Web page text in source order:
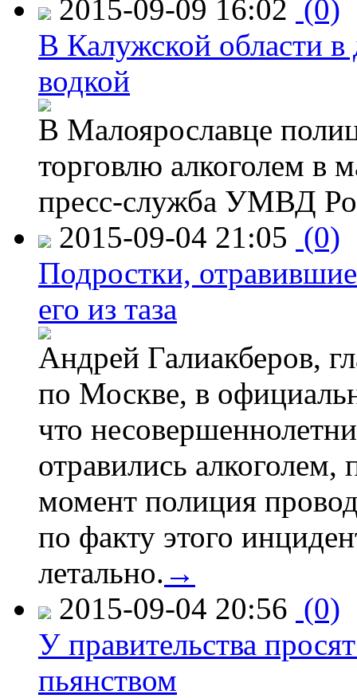
2015-09-09 16:02 (0)
В Калужской области в
водкой
В Малоярославце
торговлю алкоголем в
пресс-служба УМВД
2015-09-04 21:05 (0)
Подростки,
его из таза
Андрей Галиакберов,
по Москве, в
что
отравились
момент полиция
по факту этого
летально. →
2015-09-04 20:56 (0)
У правительства
пьянством